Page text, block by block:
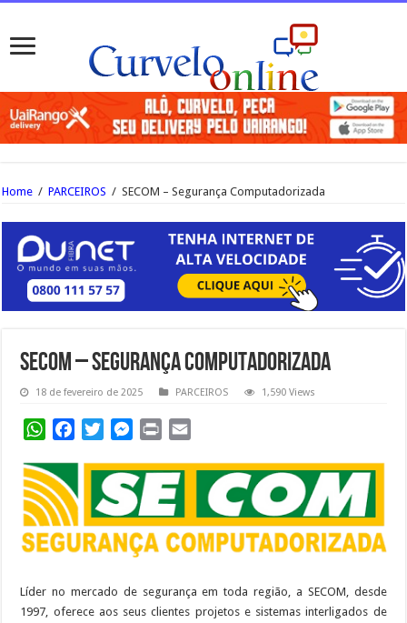
Home / PARCEIROS / SECOM – Segurança Computadorizada
SECOM – Segurança Computadorizada
18 de fevereiro de 2025 PARCEIROS 1,590 Views
WhatsAppFacebookTwitterMessenger
Print
Líder no mercado de segurança em toda região, a SECOM, desde
1997, oferece aos seus clientes projetos e sistemas interligados de